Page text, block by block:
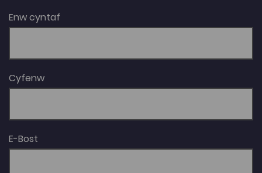
Enw cyntaf
Cyfenw
E-Bost